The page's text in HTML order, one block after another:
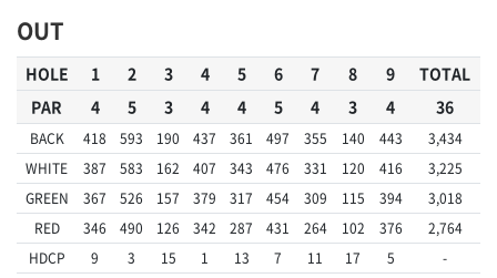
OUT
HOLE 1 2 3 4 5 6 7 8 9
TOTAL
PAR
4 5 3 4 4 5 4 3 4 36
BACK 418 593 190 437 361 497 355 140 443
3,434
WHITE
387 583 162 407 343 476 331 120 416
3,225
GREEN
367 526 157 379 317 454 309 115 394
3,018
RED
346 490 126 342 287 431 264 102 376
2,764
HDCP
9 3 15 1 13 7 11 17 5 -